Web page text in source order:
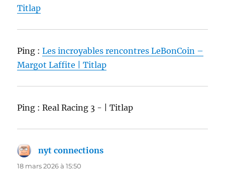
Titlap
Ping :Les incroyables rencontres LeBonCoin –
Margot Laffite | Titlap
Ping : Real Racing 3 - | Titlap
nyt connections
18 mars 2026 à 15:50